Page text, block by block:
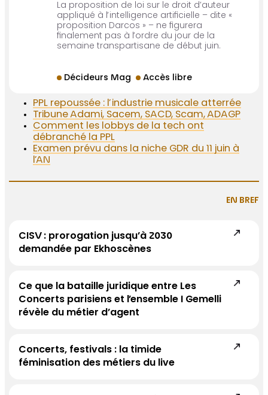
La proposition de loi sur le droit d’auteur
appliqué à l’intelligence artificielle – dite «
proposition Darcos » – ne figurera
finalement pas à l’ordre du jour de la
semaine transpartisane de début juin.
Décideurs Mag Accès libre
PPL repoussée : l’industrie musicale atterrée
Tribune Adami, Sacem, SACD, Scam, ADAGP
Comment les lobbys de la tech ont
débranché la PPL
Examen prévu dans la niche GDR du 11 juin à
l’AN
EN BREF
CISV : prorogation jusqu’à 2030
demandée par Ekhoscènes
Ce que la bataille juridique entre Les
Concerts parisiens et l’ensemble I Gemelli
révèle du métier d’agent
Concerts, festivals : la timide
féminisation des métiers du live